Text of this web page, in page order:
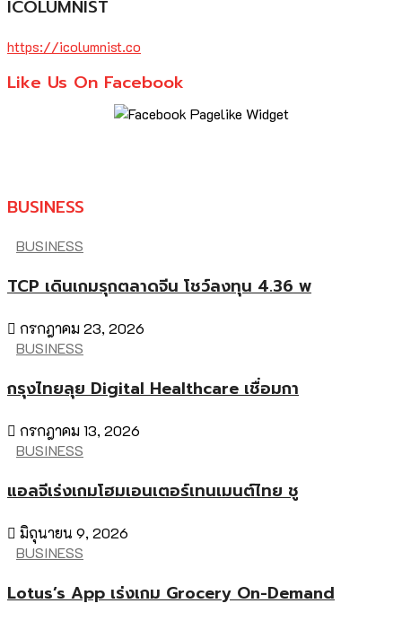
ICOLUMNIST
https://icolumnist.co
Like Us On Facebook
BUSINESS
BUSINESS
TCP เดินเกมรุกตลาดจีน โชว์ลงทุน 4.36 พ
กรกฎาคม 23, 2026
BUSINESS
กรุงไทยลุย Digital Healthcare เชื่อมกา
กรกฎาคม 13, 2026
BUSINESS
แอลจีเร่งเกมโฮมเอนเตอร์เทนเมนต์ไทย ชู
มิถุนายน 9, 2026
BUSINESS
Lotus’s App เร่งเกม Grocery On-Demand